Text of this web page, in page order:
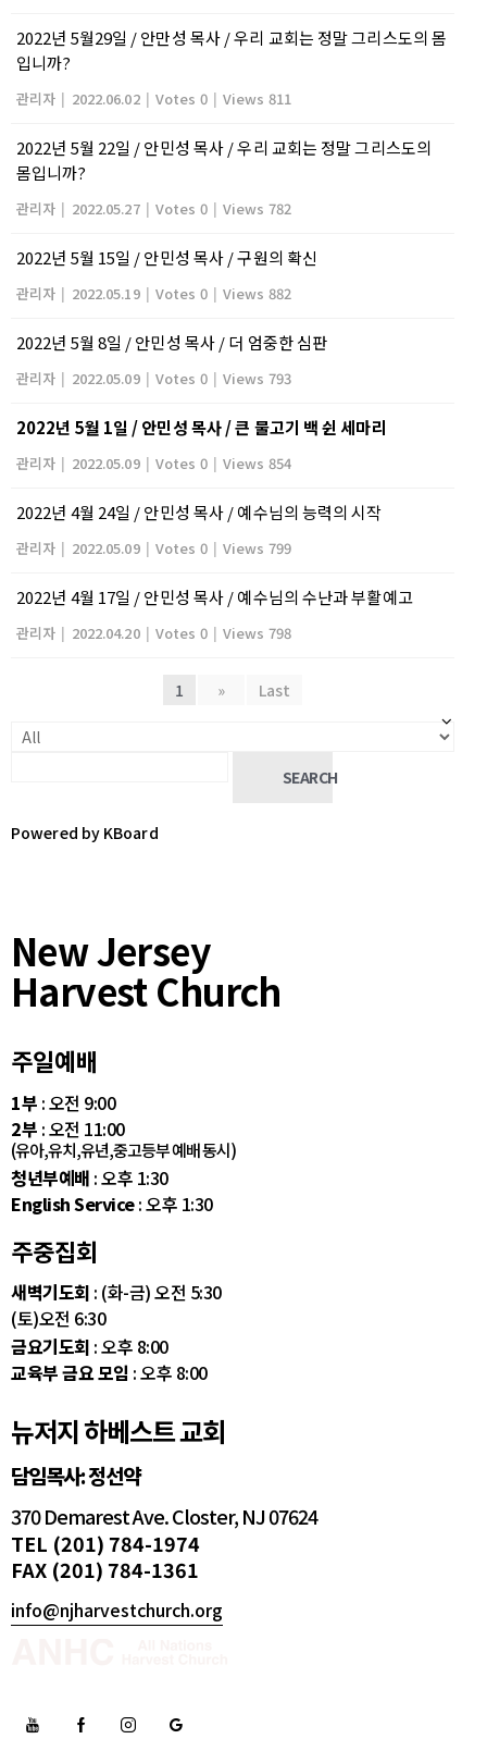
2022년 5월29일 / 안만성 목사 / 우리 교회는 정말 그리스도의 몸
입니까?
관리자 | 2022.06.02 | Votes 0 | Views 811
2022년 5월 22일 / 안민성 목사 / 우리 교회는 정말 그리스도의
몸입니까?
관리자 | 2022.05.27 | Votes 0 | Views 782
2022년 5월 15일 / 안민성 목사 / 구원의 확신
관리자 | 2022.05.19 | Votes 0 | Views 882
2022년 5월 8일 / 안민성 목사 / 더 엄중한 심판
관리자 | 2022.05.09 | Votes 0 | Views 793
2022년 5월 1일 / 안민성 목사 / 큰 물고기 백 쉰 세마리
관리자 | 2022.05.09 | Votes 0 | Views 854
2022년 4월 24일 / 안민성 목사 / 예수님의 능력의 시작
관리자 | 2022.05.09 | Votes 0 | Views 799
2022년 4월 17일 / 안민성 목사 / 예수님의 수난과 부활예고
관리자 | 2022.04.20 | Votes 0 | Views 798
1 » Last
SEARCH
Powered by KBoard
New Jersey
Harvest Church
주일예배
1부 : 오전 9:00
2부 : 오전 11:00
(유아,유치,유년,중고등부 예배 동시)
청년부예배 : 오후 1:30
English Service: 오후 1:30
주중집회
새벽기도회 : (화-금) 오전 5:30
(토)오전 6:30
금요기도회 : 오후 8:00
교육부 금요 모임 : 오후 8:00
뉴저지 하베스트 교회
담임목사: 정선약
370 Demarest Ave. Closter, NJ 07624
TEL (201) 784-1974
FAX (201) 784-1361
info@njharvestchurch.org